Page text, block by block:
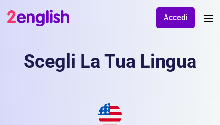
Accedi
Scegli La Tua Lingua